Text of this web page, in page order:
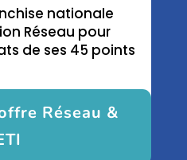
nationale
Réseau pour
de ses 45 points
Réseau &